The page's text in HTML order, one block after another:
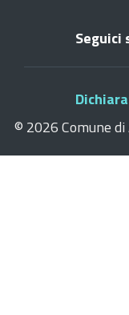
Seguici
© 2026 Comune